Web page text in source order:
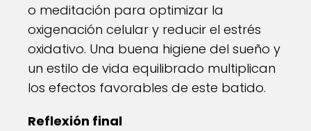
o meditación para optimizar la
oxigenación celular y reducir el estrés
oxidativo. Una buena higiene del sueño y
un estilo de vida equilibrado multiplican
los efectos favorables de este batido.
Reflexión final